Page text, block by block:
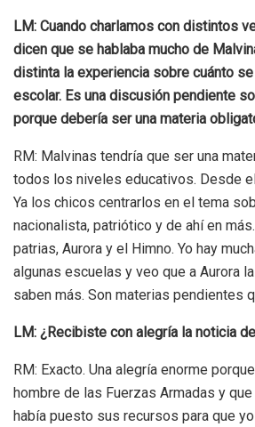
LM: Cuando charlamos con distintos
dicen que se hablaba mucho de
distinta la experiencia sobre cuánto
escolar. Es una discusión pendiente
porque debería ser una materia
RM: Malvinas tendría que ser una
todos los niveles educativos. Desde
Ya los chicos centrarlos en el tema
nacionalista, patriótico y de ahí en
patrias, Aurora y el Himno. Yo hay
algunas escuelas y veo que a Aurora
saben más. Son materias pendientes
LM: ¿Recibiste con alegría la noticia
RM: Exacto. Una alegría enorme
hombre de las Fuerzas Armadas y
había puesto sus recursos para que